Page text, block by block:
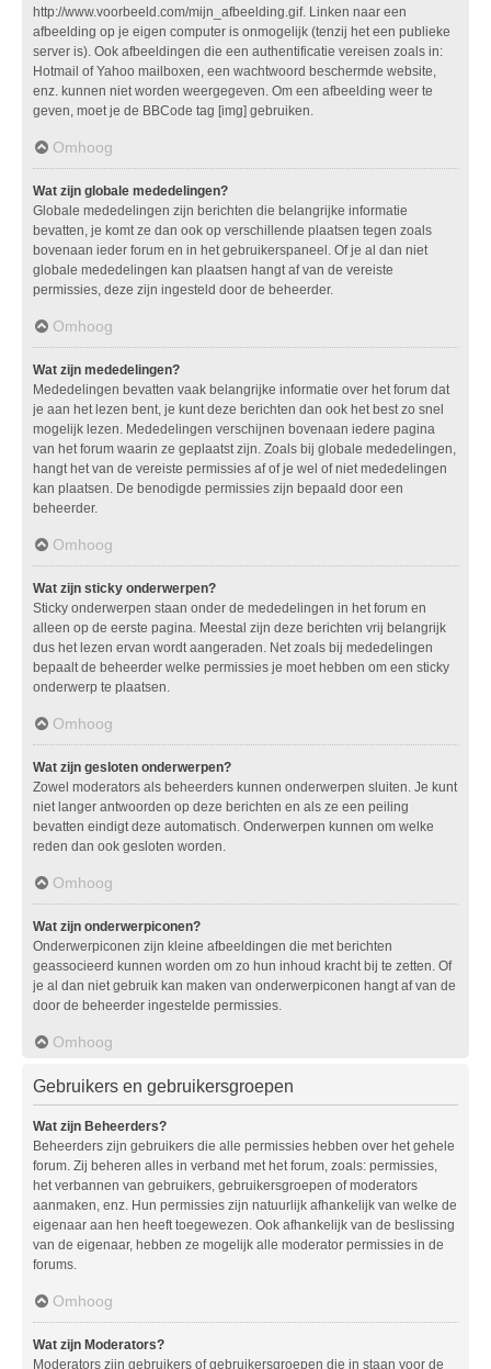
http://www.voorbeeld.com/mijn_afbeelding.gif. Linken naar een
afbeelding op je eigen computer is onmogelijk (tenzij het een publieke
server is). Ook afbeeldingen die een authentificatie vereisen zoals in:
Hotmail of Yahoo mailboxen, een wachtwoord beschermde website,
enz. kunnen niet worden weergegeven. Om een afbeelding weer te
geven, moet je de BBCode tag [img] gebruiken.
Omhoog
Wat zijn globale mededelingen?
Globale mededelingen zijn berichten die belangrijke informatie
bevatten, je komt ze dan ook op verschillende plaatsen tegen zoals
bovenaan ieder forum en in het gebruikerspaneel. Of je al dan niet
globale mededelingen kan plaatsen hangt af van de vereiste
permissies, deze zijn ingesteld door de beheerder.
Omhoog
Wat zijn mededelingen?
Mededelingen bevatten vaak belangrijke informatie over het forum dat
je aan het lezen bent, je kunt deze berichten dan ook het best zo snel
mogelijk lezen. Mededelingen verschijnen bovenaan iedere pagina
van het forum waarin ze geplaatst zijn. Zoals bij globale mededelingen,
hangt het van de vereiste permissies af of je wel of niet mededelingen
kan plaatsen. De benodigde permissies zijn bepaald door een
beheerder.
Omhoog
Wat zijn sticky onderwerpen?
Sticky onderwerpen staan onder de mededelingen in het forum en
alleen op de eerste pagina. Meestal zijn deze berichten vrij belangrijk
dus het lezen ervan wordt aangeraden. Net zoals bij mededelingen
bepaalt de beheerder welke permissies je moet hebben om een sticky
onderwerp te plaatsen.
Omhoog
Wat zijn gesloten onderwerpen?
Zowel moderators als beheerders kunnen onderwerpen sluiten. Je kunt
niet langer antwoorden op deze berichten en als ze een peiling
bevatten eindigt deze automatisch. Onderwerpen kunnen om welke
reden dan ook gesloten worden.
Omhoog
Wat zijn onderwerpiconen?
Onderwerpiconen zijn kleine afbeeldingen die met berichten
geassocieerd kunnen worden om zo hun inhoud kracht bij te zetten. Of
je al dan niet gebruik kan maken van onderwerpiconen hangt af van de
door de beheerder ingestelde permissies.
Omhoog
Gebruikers en gebruikersgroepen
Wat zijn Beheerders?
Beheerders zijn gebruikers die alle permissies hebben over het gehele
forum. Zij beheren alles in verband met het forum, zoals: permissies,
het verbannen van gebruikers, gebruikersgroepen of moderators
aanmaken, enz. Hun permissies zijn natuurlijk afhankelijk van welke de
eigenaar aan hen heeft toegewezen. Ook afhankelijk van de beslissing
van de eigenaar, hebben ze mogelijk alle moderator permissies in de
forums.
Omhoog
Wat zijn Moderators?
Moderators zijn gebruikers of gebruikersgroepen die in staan voor de